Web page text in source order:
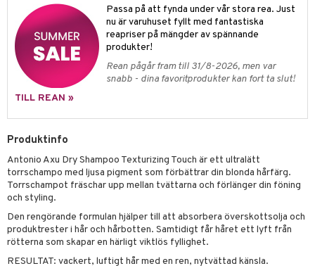
Passa på att fynda under vår stora rea. Just
nu är varuhuset fyllt med fantastiska
reapriser på mängder av spännande
produkter!
Rean pågår fram till 31/8-2026, men var
snabb - dina favoritprodukter kan fort ta slut!
TILL REAN »
Produktinfo
Antonio Axu Dry Shampoo Texturizing Touch är ett ultralätt
torrschampo med ljusa pigment som förbättrar din blonda hårfärg.
Torrschampot fräschar upp mellan tvättarna och förlänger din föning
och styling.
Den rengörande formulan hjälper till att absorbera överskottsolja och
produktrester i hår och hårbotten. Samtidigt får håret ett lyft från
rötterna som skapar en härligt viktlös fyllighet.
RESULTAT: vackert, luftigt hår med en ren, nytvättad känsla.
/ Kajal
up
& tvål
Set
& Baby
de parfum
de toilettetrimmers
produkter
utan sol
utan sol
& tvål
shave balm
shave lotion
de cologne
de toilette
10
1: Rengöring
2: Exfoliering
3: Fukt
och masker
svar